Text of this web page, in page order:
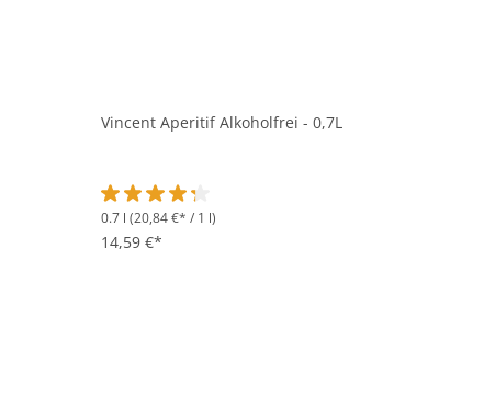
Vincent Aperitif Alkoholfrei - 0,7L
Durchschnittliche Bewertung von 4.3 von 5 Sternen
0.7 l (20,84 €* / 1 l)
14,59 €*